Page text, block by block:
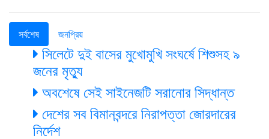
সর্বশেষ জনপ্রিয়
সিলেটে দুই বাসের মুখোমুখি সংঘর্ষে শিশুসহ ৯
জনের মৃত্যু
অবশেষে সেই সাইনেজটি সরানোর সিদ্ধান্ত
দেশের সব বিমানবন্দরে নিরাপত্তা জোরদারের
নির্দেশ